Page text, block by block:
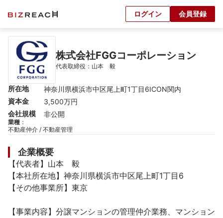
ログイン 会員登録
株式会社FGGコーポレーション
代表取締役：山本　毅
所在地
神奈川県横浜市中区尾上町1丁目6ICON関内
資本金
3,500万円
会社規模
非公開
業種 ：
不動産仲介 / 不動産管理
企業概要
【代表者】山本　毅
【本社所在地】神奈川県横浜市中区尾上町1丁目6
【その他事業所】東京
【事業内容】分譲マンションの管理仲介業務、マンション